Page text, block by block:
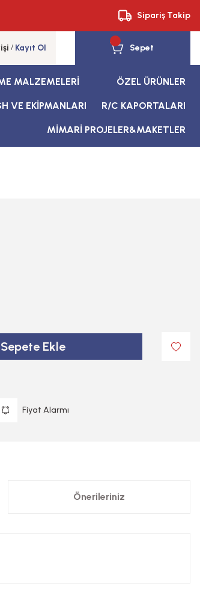
Sipariş Takip
/ Kayıt Ol Sepet
MALZEMELERİ ÖZEL ÜRÜNLER
VE EKİPMANLARI R/C KAPORTALARI
MİMARİ PROJELER&MAKETLER
Sepete Ekle
Fiyat Alarmı
Önerileriniz